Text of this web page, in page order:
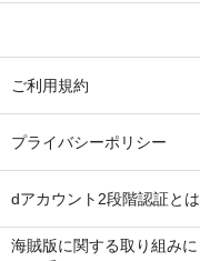
ご利用規約
プライバシーポリシー
dアカウント2段階認証とは
海賊版に関する取り組みに